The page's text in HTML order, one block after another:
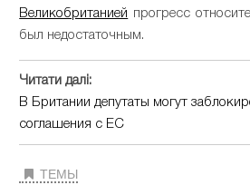
Великобританией прогресс
был недостаточным.
Читати далі:
В Британии депутаты могут
соглашения с ЕС
ТЕМЫ